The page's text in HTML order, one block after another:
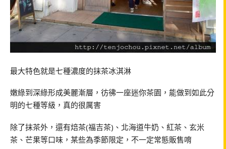
最大特色就是七種濃度的抹茶冰淇淋
嫩綠到深綠形成美麗漸層，彷彿一座迷你茶園，能做到如此分
明的七種等級，真的很厲害
除了抹茶外，還有焙茶(福吉茶)、北海道牛奶、紅茶、玄米
茶、芒果等口味，某些為季節限定，不一定常態販售唷